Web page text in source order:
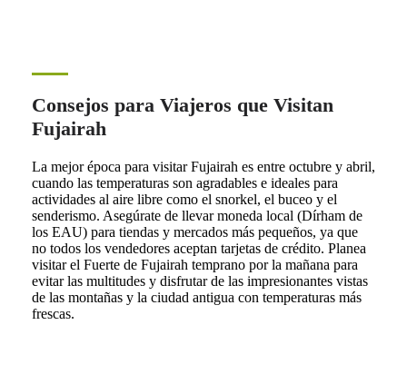
Consejos para Viajeros que Visitan
Fujairah
La mejor época para visitar Fujairah es entre octubre y abril,
cuando las temperaturas son agradables e ideales para
actividades al aire libre como el snorkel, el buceo y el
senderismo. Asegúrate de llevar moneda local (Dírham de
los EAU) para tiendas y mercados más pequeños, ya que
no todos los vendedores aceptan tarjetas de crédito. Planea
visitar el Fuerte de Fujairah temprano por la mañana para
evitar las multitudes y disfrutar de las impresionantes vistas
de las montañas y la ciudad antigua con temperaturas más
frescas.